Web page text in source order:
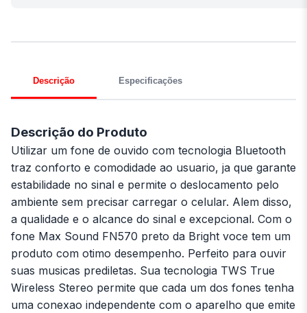
Descrição Especificações
Descrição do Produto
Utilizar um fone de ouvido com tecnologia Bluetooth
traz conforto e comodidade ao usuario, ja que garante
estabilidade no sinal e permite o deslocamento pelo
ambiente sem precisar carregar o celular. Alem disso,
a qualidade e o alcance do sinal e excepcional. Com o
fone Max Sound FN570 preto da Bright voce tem um
produto com otimo desempenho. Perfeito para ouvir
suas musicas prediletas. Sua tecnologia TWS True
Wireless Stereo permite que cada um dos fones tenha
uma conexao independente com o aparelho que emite